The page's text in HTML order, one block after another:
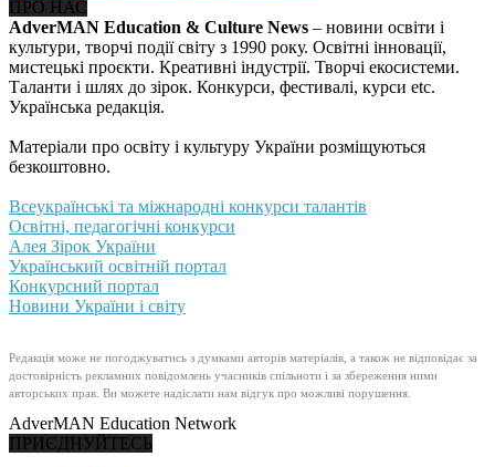
ПРО НАС
AdverMAN Education & Culture News – новини освіти і
культури, творчі події світу з 1990 року. Освітні інновації,
мистецькі проєкти. Креативні індустрії. Творчі екосистеми.
Таланти і шлях до зірок. Конкурси, фестивалі, курси etc.
Українська редакція.
Матеріали про освіту і культуру України розміщуються
безкоштовно.
Всеукраїнські та міжнародні конкурси талантів
Освітні, педагогічні конкурси
Алея Зірок України
Український освітній портал
Конкурсний портал
Новини України і світу
Редакція може не погоджуватись з думками авторів матеріалів, а також не відповідає за
достовірність рекламних повідомлень учасників спільноти і за збереження ними
авторських прав. Ви можете надіслати нам відгук про можливі порушення.
AdverMAN Education Network
ПРИЄДНУЙТЕСЬ